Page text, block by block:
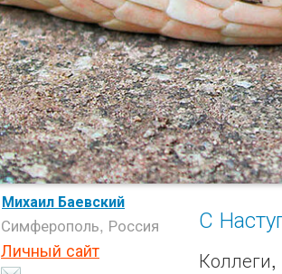
Михаил Баевский
Симферополь, Россия
Личный сайт
С